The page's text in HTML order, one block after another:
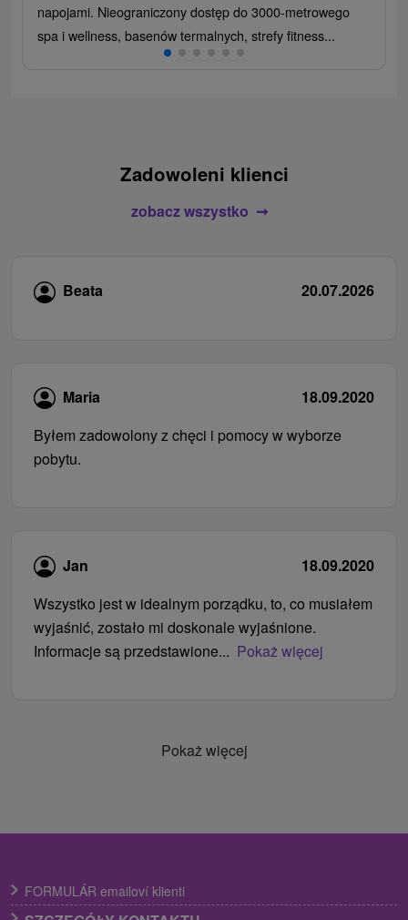
napojami. Nieograniczony dostęp do 3000-metrowego
spa i wellness, basenów termalnych, strefy fitness...
Zadowoleni klienci
zobacz wszystko
Beata 20.07.2026
Maria
18.09.2020
Byłem zadowolony z chęci i pomocy w wyborze
pobytu.
Jan
18.09.2020
Wszystko jest w idealnym porządku, to, co musiałem
wyjaśnić, zostało mi doskonale wyjaśnione.
Informacje są przedstawione... Pokaż więcej
Pokaż więcej
FORMULÁR emailoví klienti